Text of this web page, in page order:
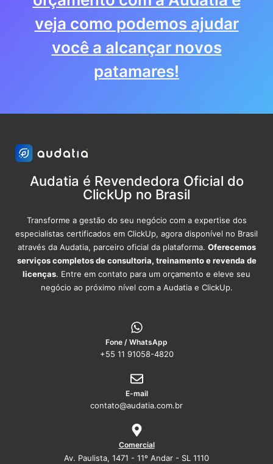
veja como podemos ajudar
você a alcançar novos
patamares!
Audatia é Revendedora Oficial do
ClickUp no Brasil
Transforme a gestão do seu negócio com a expertise dos
especialistas certificados em ClickUp, agora disponível no Brasil
através da Audatia, parceiro oficial da plataforma. Oferecemos
serviços completos de consultoria, treinamento e revenda de
licenças. Entre em contato para um orçamento e eleve seu
negócio ao próximo nível com a Audatia e ClickUp.
Fone / WhatsApp
+55 11 91058-4820
E-mail
contato@audatia.com.br
Comercial
Av. Paulista, 1471 - 11º Andar - SL 1110